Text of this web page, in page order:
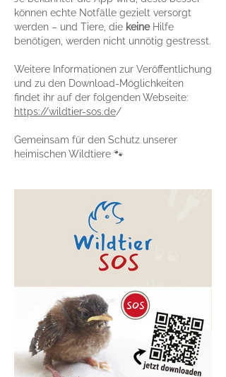
können echte Notfälle gezielt versorgt
werden – und Tiere, die keineHilfe
benötigen, werden nicht unnötig gestresst.
Weitere Informationen zur Veröffentlichung
und zu den Download-Möglichkeiten
findet ihr auf der folgenden Webseite:
https://wildtier-sos.de/
Gemeinsam für den Schutz unserer
heimischen Wildtiere 🐾